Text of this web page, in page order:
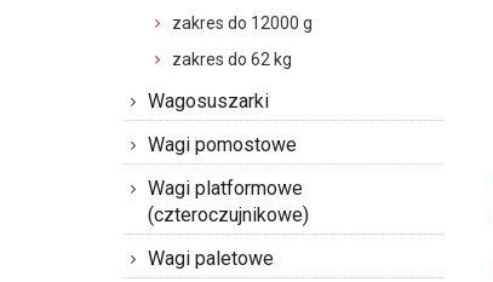
zakres do 12000 g
zakres do 62 kg
Wagosuszarki
Wagi pomostowe
Wagi platformowe
(czteroczujnikowe)
Wagi paletowe